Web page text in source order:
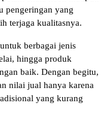
pengeringan yang
terjaga kualitasnya.
berbagai jenis
hingga produk
baik. Dengan begitu,
nilai jual hanya karena
yang kurang